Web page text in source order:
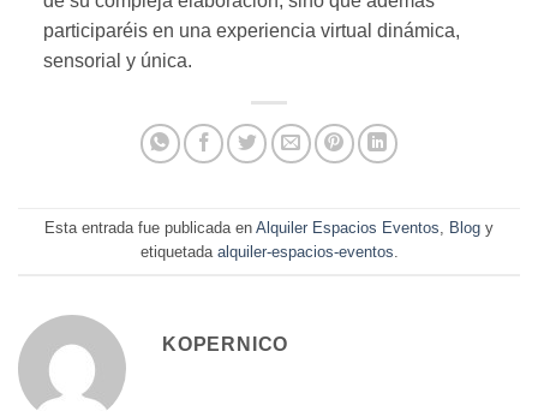
participaréis en una experiencia virtual dinámica,
sensorial y única.
Esta entrada fue publicada en Alquiler Espacios Eventos, Blog y
etiquetada alquiler-espacios-eventos.
KOPERNICO